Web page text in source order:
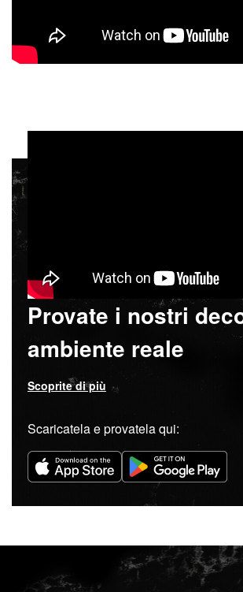
Provate i nostri
ambiente reale
Scoprite di più
Scaricatela e provatela qui: